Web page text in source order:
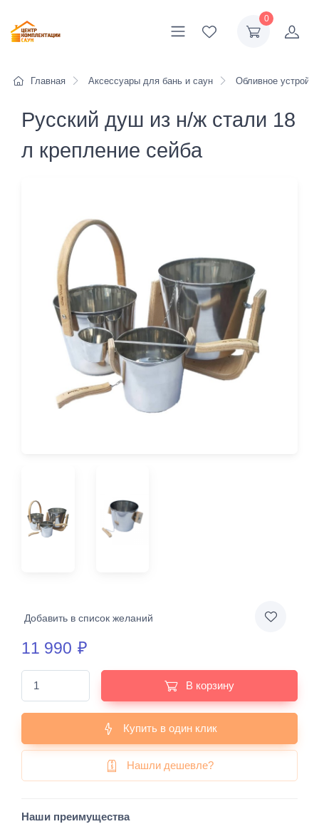
0
Главная Аксессуары для бань и саун Обливное
Русский душ из н/ж стали 18
л крепление сейба
Добавить в список желаний
11 990 ₽
В корзину
Купить в один клик
Нашли дешевле?
Наши преимущества